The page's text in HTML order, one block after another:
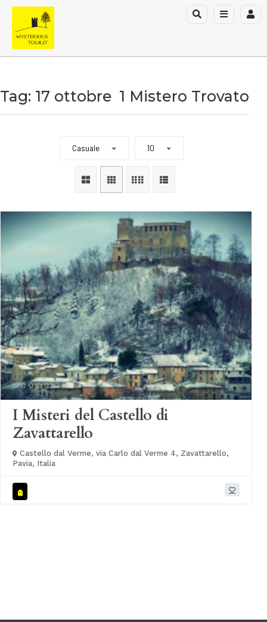
Tag: 17 ottobre 1 Mistero Trovato
Casuale 10
I Misteri del Castello di
Zavattarello
Castello dal Verme, via Carlo dal Verme 4, Zavattarello,
Pavia, Italia